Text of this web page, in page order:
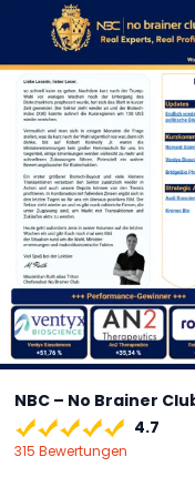
NBC – No Brainer
4.7
315 Bewertungen